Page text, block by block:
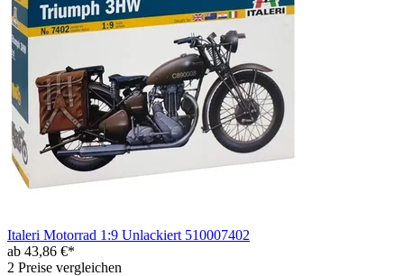
Italeri Motorrad 1:9 Unlackiert 510007402
ab 43,86 €*
2 Preise vergleichen